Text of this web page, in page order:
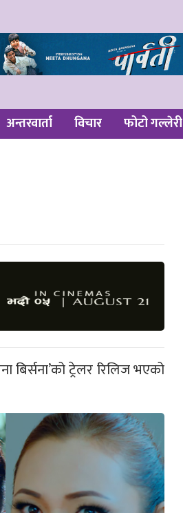
अन्तरवार्ता विचार फोटो गल्लेरी
बिर्सना’को ट्रेलर रिलिज भएको